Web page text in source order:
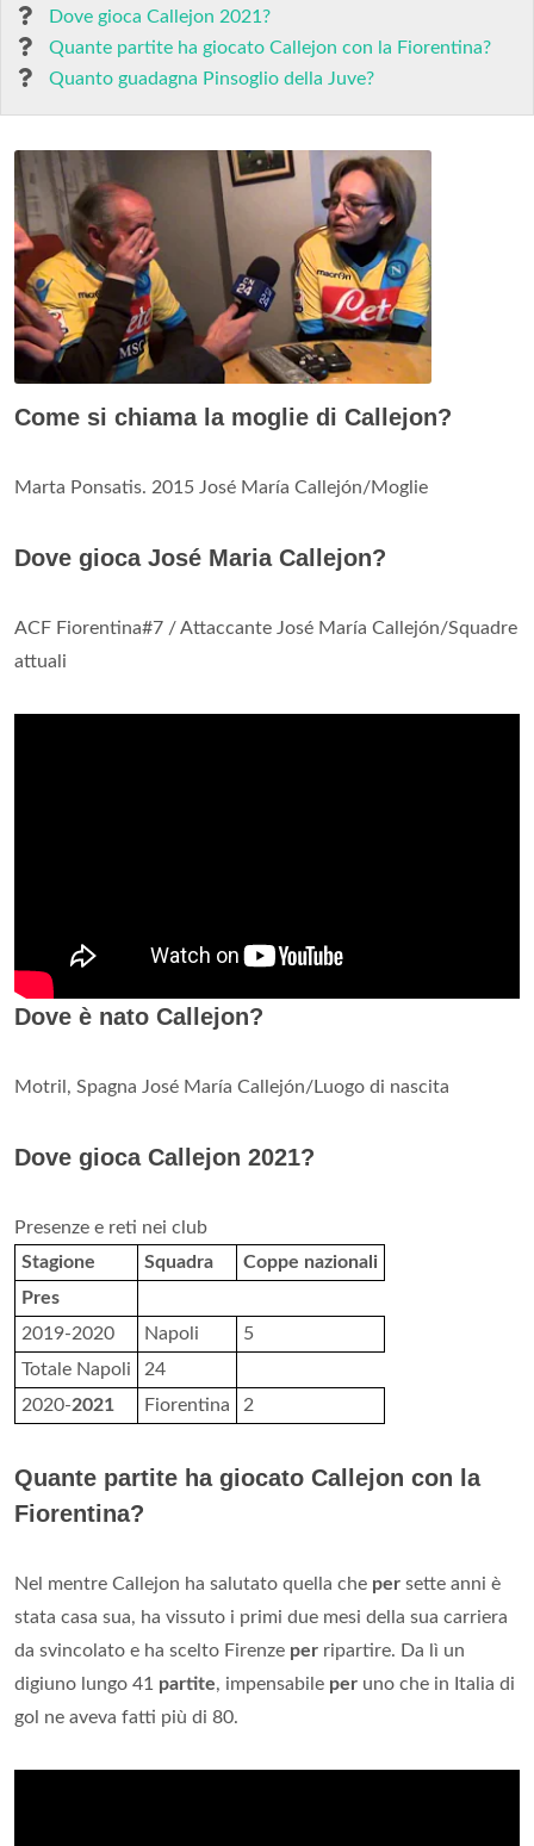
Dove gioca Callejon 2021?
Quante partite ha giocato Callejon con la Fiorentina?
Quanto guadagna Pinsoglio della Juve?
Come si chiama la moglie di Callejon?
Marta Ponsatis. 2015 José María Callejón/Moglie
Dove gioca José Maria Callejon?
ACF Fiorentina#7 / Attaccante José María Callejón/Squadre
attuali
Dove è nato Callejon?
Motril, Spagna José María Callejón/Luogo di nascita
Dove gioca Callejon 2021?
Presenze e reti nei club
Stagione
Squadra
Coppe nazionali
Pres
2019-2020
Napoli
5
Totale Napoli
24
2020-2021 Fiorentina 2
Quante partite ha giocato Callejon con la
Fiorentina?
Nel mentre Callejon ha salutato quella che per sette anni è
stata casa sua, ha vissuto i primi due mesi della sua carriera
da svincolato e ha scelto Firenze per ripartire. Da lì un
digiuno lungo 41 partite, impensabile per uno che in Italia di
gol ne aveva fatti più di 80.